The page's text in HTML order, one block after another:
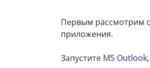
Первым рассмотрим
приложения.
Запустите MS Outlook